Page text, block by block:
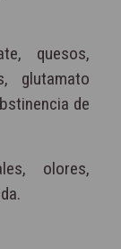
quesos,
glutamato
de
olores,